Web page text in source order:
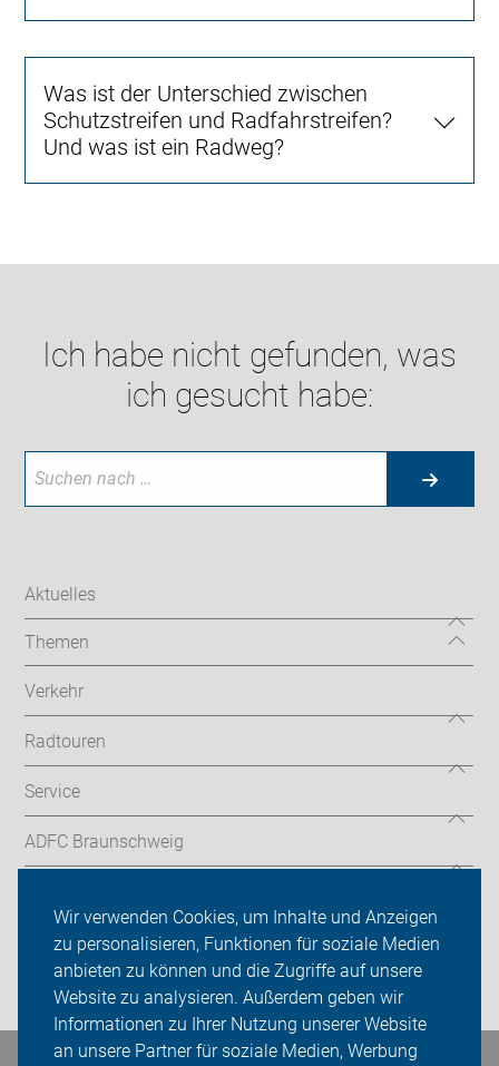
Wir verwenden Cookies, um Inhalte und Anzeigen
zu personalisieren, Funktionen für soziale Medien
anbieten zu können und die Zugriffe auf unsere
Website zu analysieren. Außerdem geben wir
Informationen zu Ihrer Nutzung unserer Website
an unsere Partner für soziale Medien, Werbung
Was ist der Unterschied zwischen
Schutzstreifen und Radfahrstreifen?
Und was ist ein Radweg?
Ich habe nicht gefunden, was
ich gesucht habe:
Aktuelles
Themen
Verkehr
Radtouren
Service
ADFC Braunschweig
Presse
Login